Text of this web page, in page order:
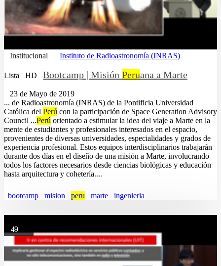
Institucional Instituto de Radioastronomía (INRAS)
Lista HD Bootcamp | Misión Peruana a Marte
23 de Mayo de 2019
... de Radioastronomía (INRAS) de la Pontificia Universidad
Católica del Perú con la participación de Space Generation Advisory
Council ...Perú orientado a estimular la idea del viaje a Marte en la
mente de estudiantes y profesionales interesados en el espacio,
provenientes de diversas universidades, especialidades y grados de
experiencia profesional. Estos equipos interdisciplinarios trabajarán
durante dos días en el diseño de una misión a Marte, involucrando
todos los factores necesarios desde ciencias biológicas y educación
hasta arquitectura y cohetería....
bootcamp mision peru marte ingenieria
49